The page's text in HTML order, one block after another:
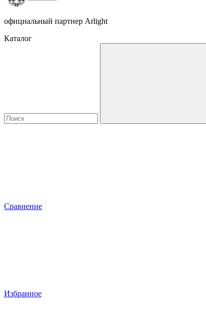
официальный партнер Arlight
Каталог
Сравнение
Избранное